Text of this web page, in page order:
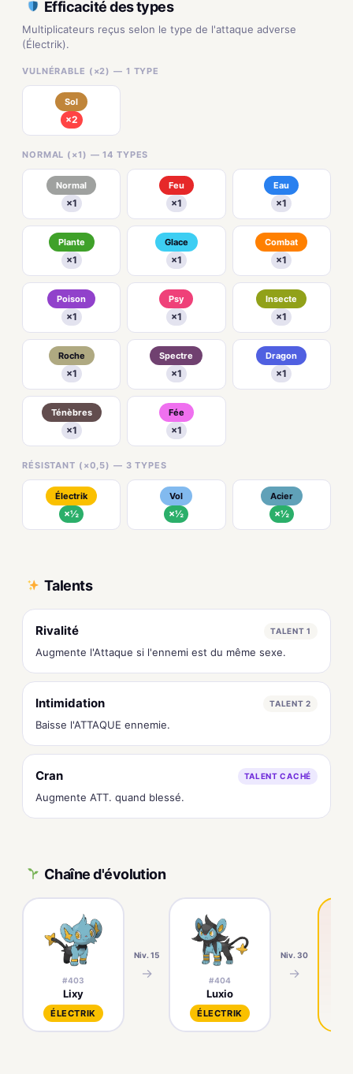
Efficacité des types
Multiplicateurs reçus selon le type de l'attaque adverse
(Électrik).
VULNÉRABLE (×2) — 1 TYPE
Sol
×2
NORMAL (×1) — 14 TYPES
Normal
×1
Feu
×1
Eau
×1
Plante
×1
Glace
×1
Combat
×1
Poison
×1
Psy
×1
Insecte
×1
Roche
×1
Spectre
×1
Dragon
×1
Ténèbres
×1
Fée
×1
RÉSISTANT (×0,5) — 3 TYPES
Électrik
×½
Vol
×½
Acier
×½
Talents
Rivalité TALENT 1
Augmente l'Attaque si l'ennemi est du même sexe.
Intimidation TALENT 2
Baisse l'ATTAQUE ennemie.
Cran TALENT CACHÉ
Augmente ATT. quand blessé.
Chaîne d'évolution
#403
Lixy
ÉLECTRIK
Niv. 15
→ #404
Luxio
ÉLECTRIK
Niv. 30
→